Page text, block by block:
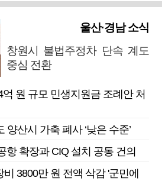
울산·경남 소식
창원시 불법주정차 단속 계도
중심 전환
원 규모 민생지원금 조례안 처
양산시 가축 폐사 ‘낮은 수준’
항 확장과 CIQ 설치 공동 건의
3800만 원 전액 삭감 '군민에